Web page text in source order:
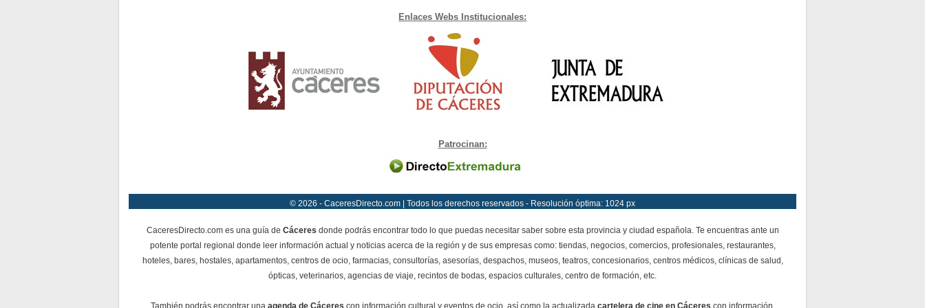
Enlaces Webs Institucionales:
Patrocinan:
© 2026 - CaceresDirecto.com | Todos los derechos reservados - Resolución óptima: 1024 px
CaceresDirecto.com es una guía de Cáceres donde podrás encontrar todo lo que puedas necesitar saber sobre esta provincia y ciudad española. Te encuentras ante un
potente portal regional donde leer información actual y noticias acerca de la región y de sus empresas como: tiendas, negocios, comercios, profesionales, restaurantes,
hoteles, bares, hostales, apartamentos, centros de ocio, farmacias, consultorías, asesorías, despachos, museos, teatros, concesionarios, centros médicos, clínicas de salud,
ópticas, veterinarios, agencias de viaje, recintos de bodas, espacios culturales, centro de formación, etc.
También podrás encontrar una agenda de Cáceres con información cultural y eventos de ocio, así como la actualizada cartelera de cine en Cáceres con información,